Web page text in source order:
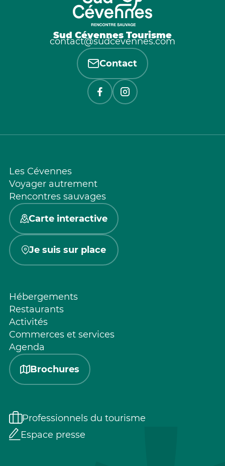
Sud Cévennes Tourisme
contact@sudcevennes.com
Contact
Les Cévennes
Voyager autrement
Rencontres sauvages
Carte interactive
Je suis sur place
Hébergements
Restaurants
Activités
Commerces et services
Agenda
Brochures
Professionnels du tourisme
Espace presse